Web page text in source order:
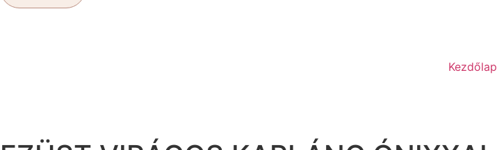
Kezdőlap